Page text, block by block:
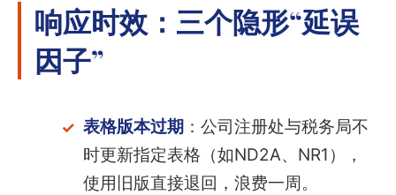
响应时效：三个隐形“延误
因子”
表格版本过期 ：公司注册处与税务局不
时更新指定表格（如ND2A、NR1），
使用旧版直接退回，浪费一周。